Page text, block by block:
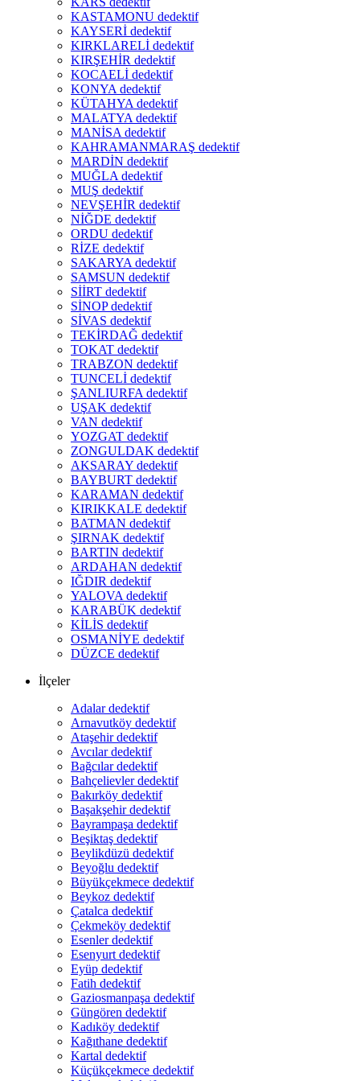
KASTAMONU dedektif
KAYSERİ dedektif
KIRKLARELİ dedektif
KIRŞEHİR dedektif
KOCAELİ dedektif
KONYA dedektif
KÜTAHYA dedektif
MALATYA dedektif
MANİSA dedektif
KAHRAMANMARAŞ dedektif
MARDİN dedektif
MUĞLA dedektif
MUŞ dedektif
NEVŞEHİR dedektif
NİĞDE dedektif
ORDU dedektif
RİZE dedektif
SAKARYA dedektif
SAMSUN dedektif
SİİRT dedektif
SİNOP dedektif
SİVAS dedektif
TEKİRDAĞ dedektif
TOKAT dedektif
TRABZON dedektif
TUNCELİ dedektif
ŞANLIURFA dedektif
UŞAK dedektif
VAN dedektif
YOZGAT dedektif
ZONGULDAK dedektif
AKSARAY dedektif
BAYBURT dedektif
KARAMAN dedektif
KIRIKKALE dedektif
BATMAN dedektif
ŞIRNAK dedektif
BARTIN dedektif
ARDAHAN dedektif
IĞDIR dedektif
YALOVA dedektif
KARABÜK dedektif
KİLİS dedektif
OSMANİYE dedektif
DÜZCE dedektif
İlçeler
Adalar dedektif
Arnavutköy dedektif
Ataşehir dedektif
Avcılar dedektif
Bağcılar dedektif
Bahçelievler dedektif
Bakırköy dedektif
Başakşehir dedektif
Bayrampaşa dedektif
Beşiktaş dedektif
Beylikdüzü dedektif
Beyoğlu dedektif
Büyükçekmece dedektif
Beykoz dedektif
Çatalca dedektif
Çekmeköy dedektif
Esenler dedektif
Esenyurt dedektif
Eyüp dedektif
Fatih dedektif
Gaziosmanpaşa dedektif
Güngören dedektif
Kadıköy dedektif
Kağıthane dedektif
Kartal dedektif
Küçükçekmece dedektif